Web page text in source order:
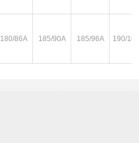
180/86A 185/90A 185/96A 190/